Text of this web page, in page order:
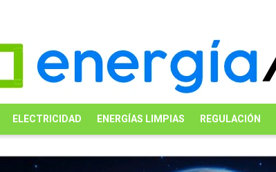
ELECTRICIDAD ENERGÍAS LIMPIAS REGULACIÓN